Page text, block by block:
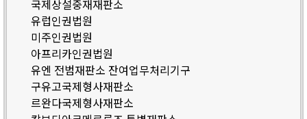
국제상설중재재판소
유럽인권법원
미주인권법원
아프리카인권법원
유엔 전범재판소 잔여업무처리기구
구유고국제형사재판소
르완다국제형사재판소